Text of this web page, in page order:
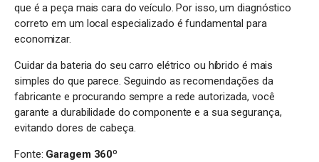
que é a peça mais cara do veículo. Por isso, um diagnóstico
correto em um local especializado é fundamental para
economizar.
Cuidar da bateria do seu carro elétrico ou híbrido é mais
simples do que parece. Seguindo as recomendações da
fabricante e procurando sempre a rede autorizada, você
garante a durabilidade do componente e a sua segurança,
evitando dores de cabeça.
Fonte: Garagem 360º